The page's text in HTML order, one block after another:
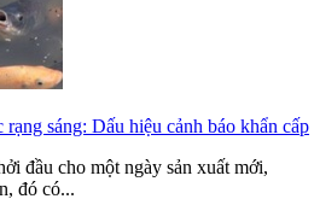
sáng: Dấu hiệu cảnh báo khẩn cấp
đầu cho một ngày sản xuất mới,
đó có...